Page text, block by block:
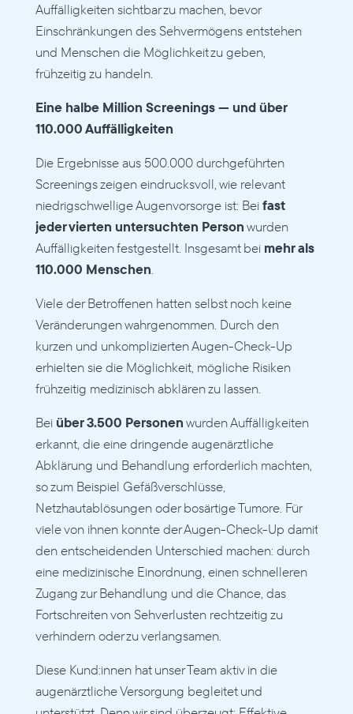
Auffälligkeiten sichtbar zu machen, bevor
Einschränkungen des Sehvermögens entstehen
und Menschen die Möglichkeit zu geben,
frühzeitig zu handeln.
Eine halbe Million Screenings — und über
110.000 Auffälligkeiten
Die Ergebnisse aus 500.000 durchgeführten
Screenings zeigen eindrucksvoll, wie relevant
niedrigschwellige Augenvorsorge ist: Bei fast
jeder vierten untersuchten Person wurden
Auffälligkeiten festgestellt. Insgesamt bei mehr als
110.000 Menschen
Viele der Betroffenen hatten selbst noch keine
Veränderungen wahrgenommen. Durch den
kurzen und unkomplizierten Augen-Check-Up
erhielten sie die Möglichkeit, mögliche Risiken
frühzeitig medizinisch abklären zu lassen.
Bei über 3.500 Personen wurden Auffälligkeiten
erkannt, die eine dringende augenärztliche
Abklärung und Behandlung erforderlich machten,
so zum Beispiel Gefäßverschlüsse,
Netzhautablösungen oder bosärtige Tumore. Für
viele von ihnen konnte der Augen-Check-Up damit
den entscheidenden Unterschied machen: durch
eine medizinische Einordnung, einen schnelleren
Zugang zur Behandlung und die Chance, das
Fortschreiten von Sehverlusten rechtzeitig zu
verhindern oder zu verlangsamen.
Diese Kund:innen hat unser Team aktiv in die
augenärztliche Versorgung begleitet und